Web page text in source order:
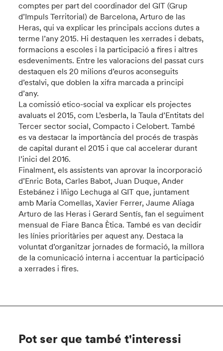
comptes per part del coordinador del GIT (Grup
d’Impuls Territorial) de Barcelona, Arturo de las
Heras, qui va explicar les principals accions dutes a
terme l’any 2015. Hi destaquen les xerrades i debats,
formacions a escoles i la participació a fires i altres
esdeveniments. Entre les valoracions del passat curs
destaquen els 20 milions d’euros aconseguits
d’estalvi, que doblen la xifra marcada a principi
d’any.
La comissió etico-social va explicar els projectes
avaluats el 2015, com L’esberla, la Taula d’Entitats del
Tercer sector social, Compacto i Celobert. També
es va destacar la importància del procés de traspàs
de capital durant el 2015 i que cal accelerar durant
l’inici del 2016.
Finalment, els assistents van aprovar la incorporació
d’Enric Bota, Carles Babot, Juan Duque, Ander
Estebánez i Iñigo Lechuga al GIT que, juntament
amb Maria Comellas, Xavier Ferrer, Jaume Aliaga
Arturo de las Heras i Gerard Sentís, fan el seguiment
mensual de Fiare Banca Ètica. També es van decidir
les línies prioritàries per aquest any. Destaca la
voluntat d’organitzar jornades de formació, la millora
de la comunicació interna i accentuar la participació
a xerrades i fires.
Pot ser que també t'interessi